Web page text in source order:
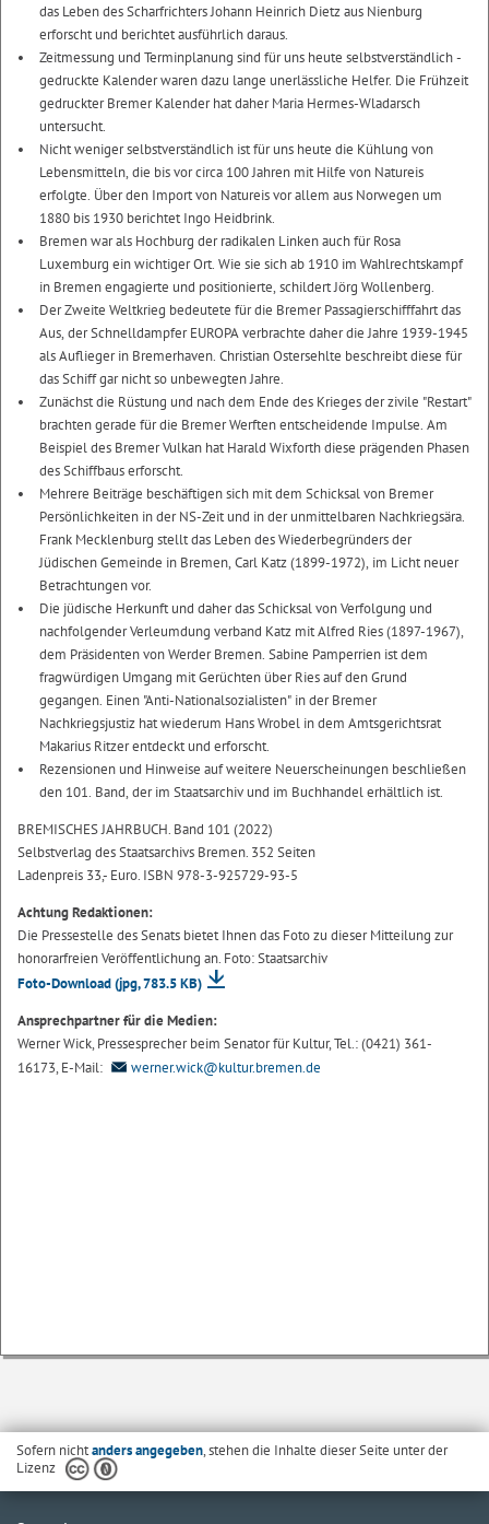
das Leben des Scharfrichters Johann Heinrich Dietz aus Nienburg
erforscht und berichtet ausführlich daraus.
Zeitmessung und Terminplanung sind für uns heute selbstverständlich -
gedruckte Kalender waren dazu lange unerlässliche Helfer. Die Frühzeit
gedruckter Bremer Kalender hat daher Maria Hermes-Wladarsch
untersucht.
Nicht weniger selbstverständlich ist für uns heute die Kühlung von
Lebensmitteln, die bis vor circa 100 Jahren mit Hilfe von Natureis
erfolgte. Über den Import von Natureis vor allem aus Norwegen um
1880 bis 1930 berichtet Ingo Heidbrink.
Bremen war als Hochburg der radikalen Linken auch für Rosa
Luxemburg ein wichtiger Ort. Wie sie sich ab 1910 im Wahlrechtskampf
in Bremen engagierte und positionierte, schildert Jörg Wollenberg.
Der Zweite Weltkrieg bedeutete für die Bremer Passagierschifffahrt das
Aus, der Schnelldampfer EUROPA verbrachte daher die Jahre 1939-1945
als Auflieger in Bremerhaven. Christian Ostersehlte beschreibt diese für
das Schiff gar nicht so unbewegten Jahre.
Zunächst die Rüstung und nach dem Ende des Krieges der zivile "Restart"
brachten gerade für die Bremer Werften entscheidende Impulse. Am
Beispiel des Bremer Vulkan hat Harald Wixforth diese prägenden Phasen
des Schiffbaus erforscht.
Mehrere Beiträge beschäftigen sich mit dem Schicksal von Bremer
Persönlichkeiten in der NS-Zeit und in der unmittelbaren Nachkriegsära.
Frank Mecklenburg stellt das Leben des Wiederbegründers der
Jüdischen Gemeinde in Bremen, Carl Katz (1899-1972), im Licht neuer
Betrachtungen vor.
Die jüdische Herkunft und daher das Schicksal von Verfolgung und
nachfolgender Verleumdung verband Katz mit Alfred Ries (1897-1967),
dem Präsidenten von Werder Bremen. Sabine Pamperrien ist dem
fragwürdigen Umgang mit Gerüchten über Ries auf den Grund
gegangen. Einen "Anti-Nationalsozialisten" in der Bremer
Nachkriegsjustiz hat wiederum Hans Wrobel in dem Amtsgerichtsrat
Makarius Ritzer entdeckt und erforscht.
Rezensionen und Hinweise auf weitere Neuerscheinungen beschließen
den 101. Band, der im Staatsarchiv und im Buchhandel erhältlich ist.
BREMISCHES JAHRBUCH. Band 101 (2022)
Selbstverlag des Staatsarchivs Bremen. 352 Seiten
Ladenpreis 33,- Euro. ISBN 978-3-925729-93-5
Achtung Redaktionen:
Die Pressestelle des Senats bietet Ihnen das Foto zu dieser Mitteilung zur
honorarfreien Veröffentlichung an. Foto: Staatsarchiv
Foto-Download(jpg, 783.5 KB)
Ansprechpartner für die Medien:
Werner Wick, Pressesprecher beim Senator für Kultur, Tel.: (0421) 361-
16173, E-Mail:
werner.wick@kultur.bremen.de
Sofern nichtanders angegeben, stehen die Inhalte dieser Seite unter der
Lizenz